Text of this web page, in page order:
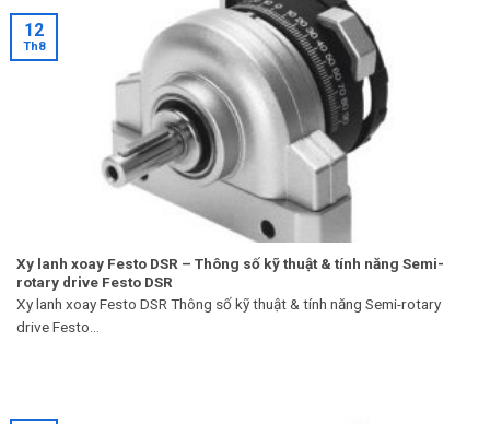
Xy lanh xoay Festo DSR – Thông số kỹ thuật & tính năng Semi-
rotary drive Festo DSR
Xy lanh xoay Festo DSR Thông số kỹ thuật & tính năng Semi-rotary
drive Festo...
12
Th8